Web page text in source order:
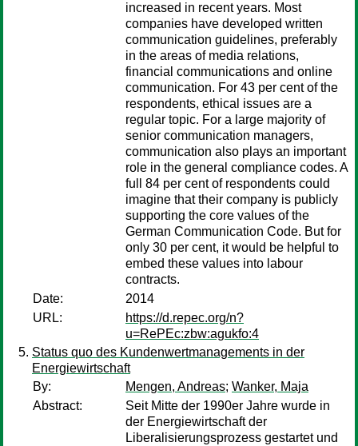
increased in recent years. Most
companies have developed written
communication guidelines, preferably
in the areas of media relations,
financial communications and online
communication. For 43 per cent of the
respondents, ethical issues are a
regular topic. For a large majority of
senior communication managers,
communication also plays an important
role in the general compliance codes. A
full 84 per cent of respondents could
imagine that their company is publicly
supporting the core values of the
German Communication Code. But for
only 30 per cent, it would be helpful to
embed these values into labour
contracts.
Date:
2014
URL:
https://d.repec.org/n?
u=RePEc:zbw:agukfo:4
Status quo des Kundenwertmanagements in der
Energiewirtschaft
By:
Mengen, Andreas; Wanker, Maja
Abstract:
Seit Mitte der 1990er Jahre wurde in
der Energiewirtschaft der
Liberalisierungsprozess gestartet und